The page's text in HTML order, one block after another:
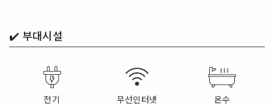
✔️ 부대시설
전기 무선인터넷 온수